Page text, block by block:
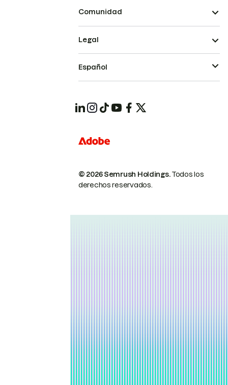
Comunidad
© 2026 Semrush Holdings.Todos los
derechos reservados.
Legal
Español